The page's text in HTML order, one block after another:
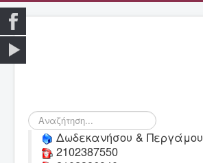
Αναζήτηση...
Δωδεκανήσου & Περγάμου
2102387550